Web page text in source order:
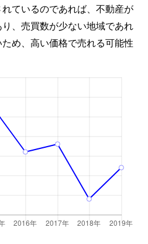
ているのであれば、不動産が
、売買数が少ない地域であれ
め、高い価格で売れる可能性